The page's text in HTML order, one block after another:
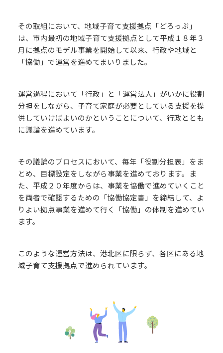
その取組において、地域子育て支援拠点「どろっぷ」
は、市内最初の地域子育て支援拠点として平成１８年３
月に拠点のモデル事業を開始して以来、行政や地域と
「協働」で運営を進めてまいりました。
運営過程において「行政」と「運営法人」がいかに役割
分担をしながら、子育て家庭が必要としている支援を提
供していけばよいのかということについて、行政ととも
に議論を進めています。
その議論のプロセスにおいて、毎年「役割分担表」をま
とめ、目標設定をしながら事業を進めております。ま
た、平成２０年度からは、事業を協働で進めていくこと
を両者で確認するための「協働協定書」を締結して、よ
りよい拠点事業を進めて行く「協働」の体制を進めてい
ます。
このような運営方法は、港北区に限らず、各区にある地
域子育て支援拠点で進められています。